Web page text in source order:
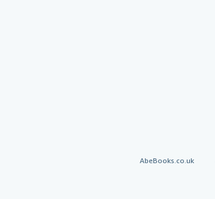
AbeBooks.co.uk